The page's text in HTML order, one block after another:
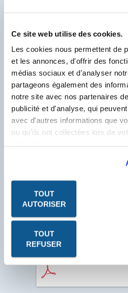
Ce site web utilise des cookies.
Les cookies nous permettent de
et les annonces, d'offrir des
médias sociaux et d'analyser
partageons également des
notre site avec nos partenaires
publicité et d'analyse, qui
avec d'autres informations que
ou qu'ils ont collectées lors de
TOUT
AUTORISER
TOUT
REFUSER
Produit.
Client Labo France, saisissez
Client se trouvant sur votre
N° Compte Client*
F
* Champ obligatoire
Les fiches produits, les fiches de
P.V. à télécharger sont au format